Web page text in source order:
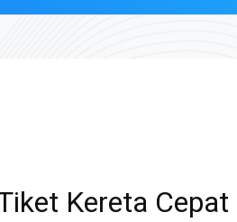
Kereta Cepat